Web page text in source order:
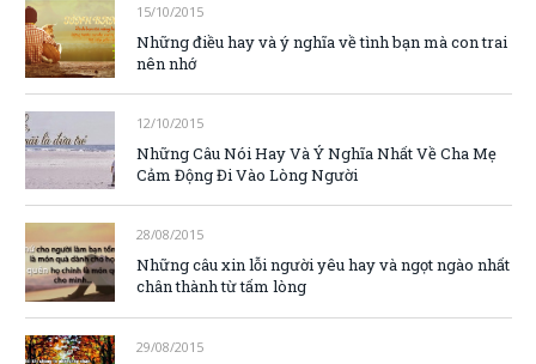
15/10/2015
Những điều hay và ý nghĩa về tình bạn mà con trai
nên nhớ
12/10/2015
Những Câu Nói Hay Và Ý Nghĩa Nhất Về Cha Mẹ
Cảm Động Đi Vào Lòng Người
28/08/2015
Những câu xin lỗi người yêu hay và ngọt ngào nhất
chân thành từ tấm lòng
29/08/2015